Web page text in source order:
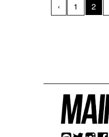
‹ 1 2